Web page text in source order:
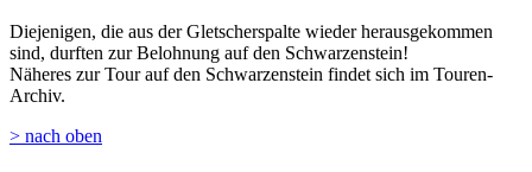
Diejenigen, die aus der Gletscherspalte wieder herausgekommen
sind, durften zur Belohnung auf den Schwarzenstein!
Näheres zur Tour auf den Schwarzenstein findet sich im Touren-
Archiv.
> nach oben